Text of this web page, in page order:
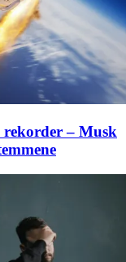
rekorder – Musk